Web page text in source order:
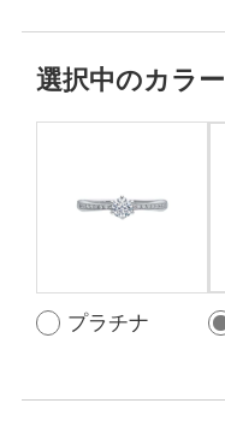
選択中のカラー
プラチナ